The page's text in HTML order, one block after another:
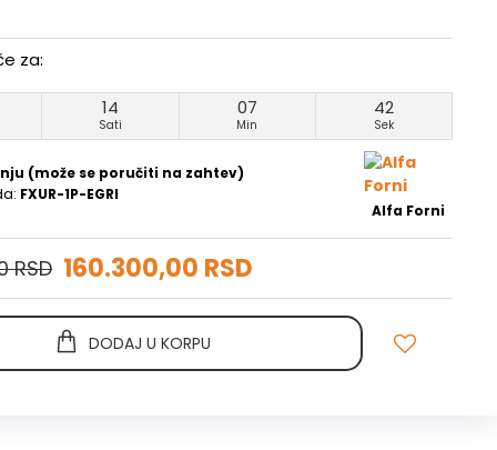
(može se poručiti na zahtev)
FXUR-1P-EGRI
Alfa Forni
za:
14
Sati
07
Min
41
Sek
160.300,00 RSD
RSD
DODAJ U KORPU